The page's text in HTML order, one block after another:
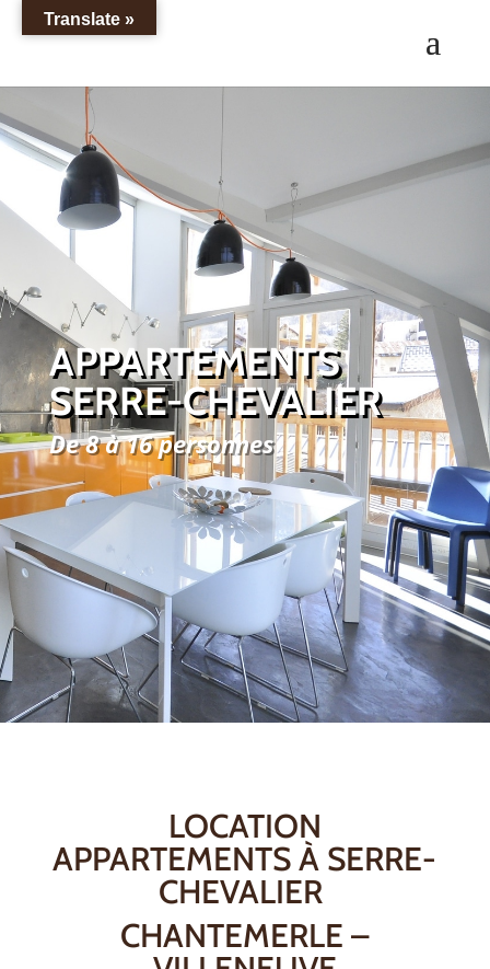
APPARTEMENTS
SERRE-CHEVALIER
De 8 à 16 personnes
LOCATION
APPARTEMENTS À SERRE-
CHEVALIER
CHANTEMERLE –
Translate »